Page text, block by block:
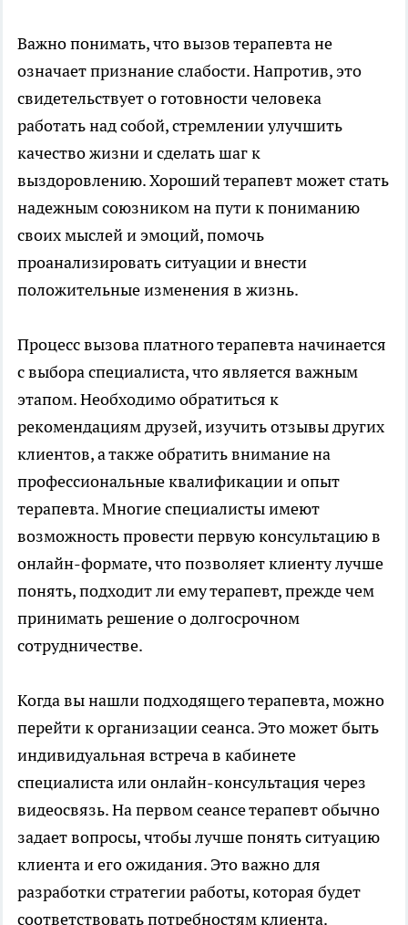
Важно понимать, что вызов терапевта не
означает признание слабости. Напротив, это
свидетельствует о готовности человека
работать над собой, стремлении улучшить
качество жизни и сделать шаг к
выздоровлению. Хороший терапевт может стать
надежным союзником на пути к пониманию
своих мыслей и эмоций, помочь
проанализировать ситуации и внести
положительные изменения в жизнь.
Процесс вызова платного терапевта начинается
с выбора специалиста, что является важным
этапом. Необходимо обратиться к
рекомендациям друзей, изучить отзывы других
клиентов, а также обратить внимание на
профессиональные квалификации и опыт
терапевта. Многие специалисты имеют
возможность провести первую консультацию в
онлайн-формате, что позволяет клиенту лучше
понять, подходит ли ему терапевт, прежде чем
принимать решение о долгосрочном
сотрудничестве.
Когда вы нашли подходящего терапевта, можно
перейти к организации сеанса. Это может быть
индивидуальная встреча в кабинете
специалиста или онлайн-консультация через
видеосвязь. На первом сеансе терапевт обычно
задает вопросы, чтобы лучше понять ситуацию
клиента и его ожидания. Это важно для
разработки стратегии работы, которая будет
соответствовать потребностям клиента.